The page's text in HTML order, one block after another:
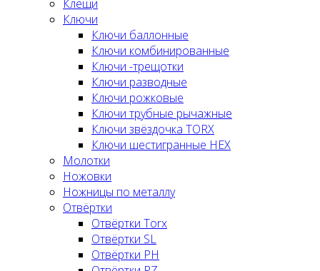
Клещи
Ключи
Ключи баллонные
Ключи комбинированные
Ключи -трещотки
Ключи разводные
Ключи рожковые
Ключи трубные рычажные
Ключи звёздочка TORX
Ключи шестигранные HEX
Молотки
Ножовки
Ножницы по металлу
Отвёртки
Отвёртки Torx
Отвёртки SL
Отвёртки PH